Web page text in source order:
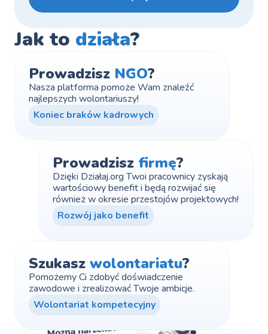
Jak to działa?
Prowadzisz NGO?
Nasza platforma pomoże Wam znaleźć
najlepszych wolontariuszy!
Koniec braków kadrowych
Prowadzisz firmę?
Dzięki Działaj.org Twoi pracownicy zyskają
wartościowy benefit i będą rozwijać się
również w okresie przestojów projektowych!
Rozwój jako benefit
Szukasz wolontariatu?
Pomożemy Ci zdobyć doświadczenie
zawodowe i zrealizować Twoje ambicje.
Wolontariat kompetecyjny